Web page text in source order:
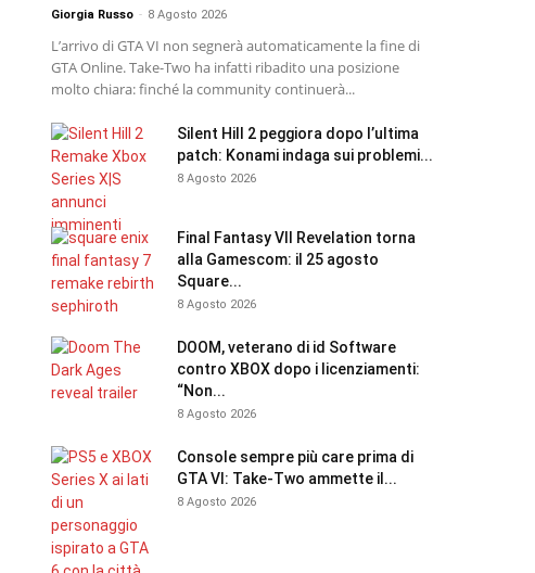
Giorgia Russo - 8 Agosto 2026
L’arrivo di GTA VI non segnerà automaticamente la fine di
GTA Online. Take-Two ha infatti ribadito una posizione
molto chiara: finché la community continuerà...
Silent Hill 2 peggiora dopo l’ultima
patch: Konami indaga sui problemi...
8 Agosto 2026
Final Fantasy VII Revelation torna
alla Gamescom: il 25 agosto
Square...
8 Agosto 2026
DOOM, veterano di id Software
contro XBOX dopo i licenziamenti:
“Non...
8 Agosto 2026
Console sempre più care prima di
GTA VI: Take-Two ammette il...
8 Agosto 2026